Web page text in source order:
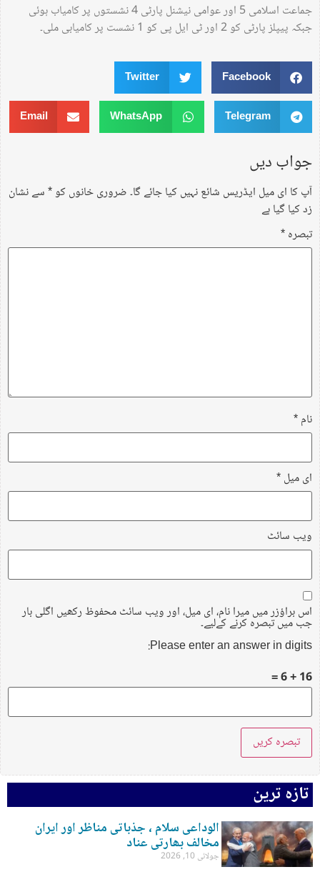
جماعت اسلامی 5 اور عوامی نیشنل پارٹی 4 نشستوں پر کامیاب ہوئی
جبکہ پیپلز پارٹی کو 2 اور ٹی ایل پی کو 1 نشست پر کامیابی ملی۔
Facebook
Twitter
Telegram
WhatsApp
Email
جواب دیں
آپ کا ای میل ایڈریس شائع نہیں کیا جائے گا۔ضروری خانوں کو*سے نشان
زد کیا گیا ہے
تبصرہ*
نام*
ای میل*
ویب‌ سائٹ
اس براؤزر میں میرا نام، ای میل، اور ویب سائٹ محفوظ رکھیں اگلی بار
جب میں تبصرہ کرنے کےلیے۔
Please enter an answer in digits:
16 + 6 =
تازہ ترین
الوداعی سلام ، جذباتی مناظر اور ایران
مخالف بھارتی عناد
جولائی 10, 2026